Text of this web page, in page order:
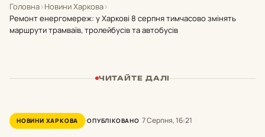
Головна›Новини Харкова›
Ремонт енергомереж: у Харкові 8 серпня тимчасово змінять
маршрути трамваїв, тролейбусів та автобусів
ЧИТАЙТЕ ДАЛІ
НОВИНИ ХАРКОВА ОПУБЛІКОВАНО 7 Серпня, 16:21